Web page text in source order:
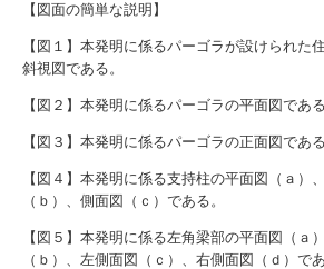
【図面の簡単な説明】
【図１】本発明に係るパーゴラが設けられた
斜視図である。
【図２】本発明に係るパーゴラの平面図である
【図３】本発明に係るパーゴラの正面図である
【図４】本発明に係る支持柱の平面図（ａ）
（ｂ）、側面図（ｃ）である。
【図５】本発明に係る左角梁部の平面図（ａ
（ｂ）、左側面図（ｃ）、右側面図（ｄ）であ